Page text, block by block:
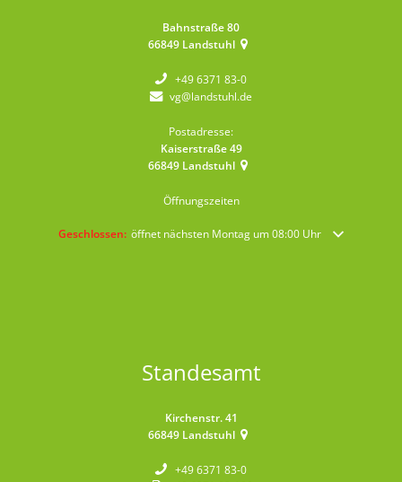
Bahnstraße 80
66849 Landstuhl
+49 6371 83-0
vg@landstuhl.de
Postadresse:
Kaiserstraße 49
66849 Landstuhl
Öffnungszeiten
Klicken, um weitere Öffnungs- oder Schließzeiten auszublenden
Geschlossen: öffnet nächsten Montag um 08:00 Uhr
Standesamt
Kirchenstr. 41
66849 Landstuhl
+49 6371 83-0